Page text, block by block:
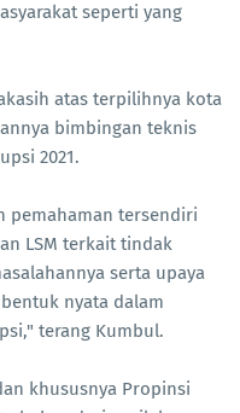
seperti yang
atas terpilihnya kota
bimbingan teknis
2021.
pemahaman tersendiri
LSM terkait tindak
serta upaya
nyata dalam
terang Kumbul.
khususnya Propinsi